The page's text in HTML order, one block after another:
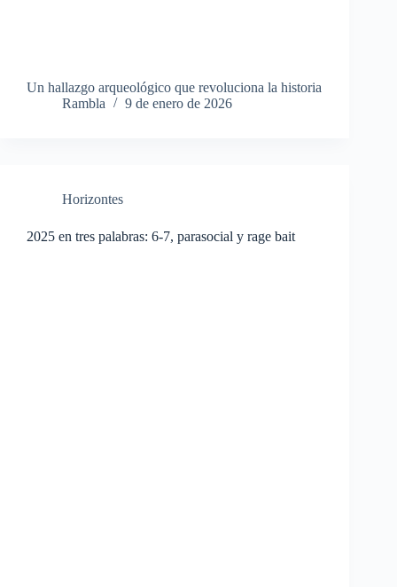
Un hallazgo arqueológico que revoluciona la historia
Rambla
9 de enero de 2026
Horizontes
2025 en tres palabras: 6-7, parasocial y rage bait